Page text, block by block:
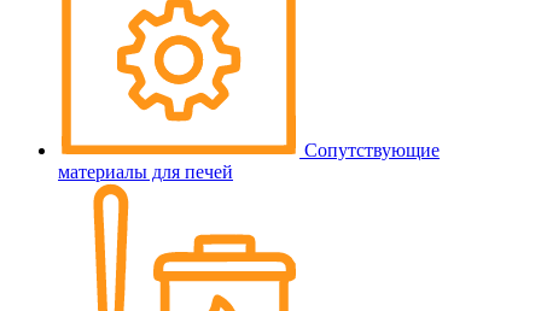
Сопутствующие
материалы для печей